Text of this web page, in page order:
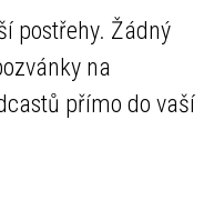
postřehy. Žádný
na
přímo do vaší